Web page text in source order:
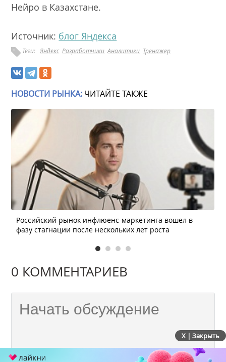
Нейро в Казахстане.
Источник: блог Яндекса
Теги: Яндекс Разработчики Аналитики Тренажер
НОВОСТИ РЫНКА: ЧИТАЙТЕ ТАКЖЕ
Российский рынок инфлюенс-маркетинга вошел в
фазу стагнации после нескольких лет роста
0 КОММЕНТАРИЕВ
X | Закрыть